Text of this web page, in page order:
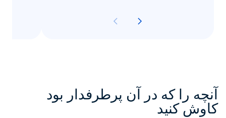
آنچه را که در آن پرطرفدار بود
کاوش کنید